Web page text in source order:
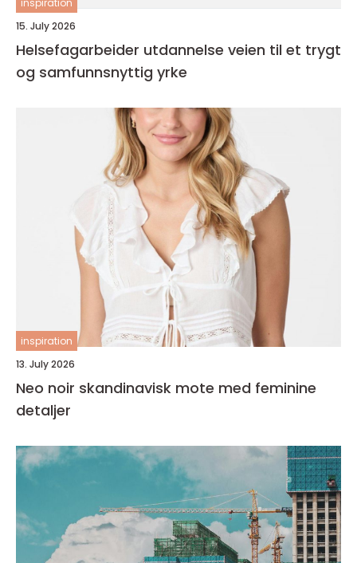
15. July 2026
Helsefagarbeider utdannelse veien til et trygt
og samfunnsnyttig yrke
inspiration
13. July 2026
Neo noir skandinavisk mote med feminine
detaljer